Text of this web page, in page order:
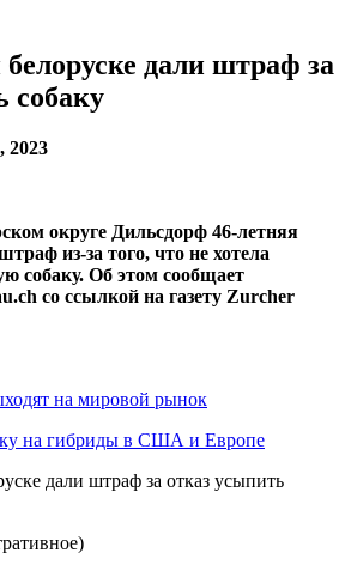
дали штраф за
собаку
2023
округе Дильсдорф 46-летняя
из-за того, что не хотела
собаку. Об этом сообщает
со ссылкой на газету Zurcher
на мировой рынок
на гибриды в США и Европе